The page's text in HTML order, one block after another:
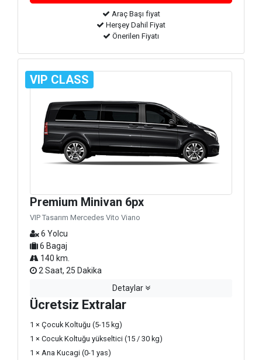
Araç Başı fiyat
Herşey Dahil Fiyat
Önerilen Fiyatı
VIP CLASS
Premium Minivan 6px
VIP Tasarım Mercedes Vito Viano
6 Yolcu
6 Bagaj
140 km.
2 Saat, 25 Dakika
Detaylar
Ücretsiz Extralar
1 × Çocuk Koltuğu (5-15 kg)
1 × Cocuk Koltuğu yükseltici (15 / 30 kg)
1 × Ana Kucagi (0-1 yas)